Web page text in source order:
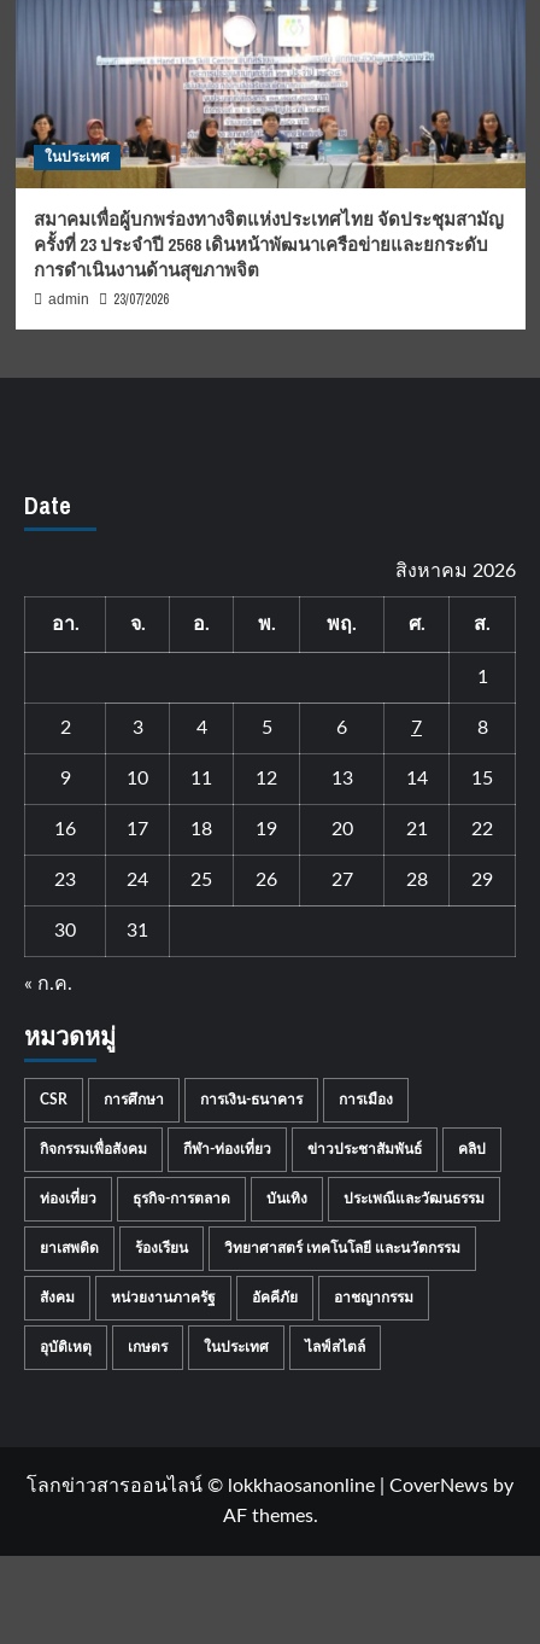
ในประเทศ
สมาคมเพื่อผู้บกพร่องทางจิตแห่งประเทศไทย จัดประชุมสามัญ
ครั้งที่ 23 ประจำปี 2568 เดินหน้าพัฒนาเครือข่ายและยกระดับ
การดำเนินงานด้านสุขภาพจิต
admin 23/07/2026
Date
สิงหาคม 2026
อา. จ. อ. พ. พฤ. ศ. ส.
1
2 3 4 5 6 7 8
9 10 11 12 13 14 15
16 17 18 19 20 21 22
23 24 25 26 27 28 29
30 31
« ก.ค.
หมวดหมู่
CSR การศึกษา การเงิน-ธนาคาร การเมือง
กิจกรรมเพื่อสังคม กีฬา-ท่องเที่ยว ข่าวประชาสัมพันธ์ คลิป
ท่องเที่ยว ธุรกิจ-การตลาด บันเทิง ประเพณีและวัฒนธรรม
ยาเสพติด ร้องเรียน วิทยาศาสตร์ เทคโนโลยี และนวัตกรรม
สังคม หน่วยงานภาครัฐ อัคคีภัย อาชญากรรม
อุบัติเหตุ เกษตร ในประเทศ ไลฟ์สไตล์
โลกข่าวสารออนไลน์ © lokkhaosanonline CoverNews by
AF themes.